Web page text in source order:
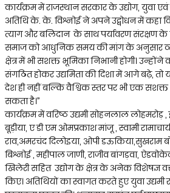
कार्यक्रम में राजस्थान सरकार के उद्योग, युवा
अतिथि के. के. विश्नोई ने अपने उद्बोधन में कहा
त्याग और बलिदान के साथ पर्यावरण संरक्षण के
समाज को आधुनिक समय की मांग के अनुसार
क्षेत्र में भी सशक्त भूमिका निभानी होगी।
संगठित होकर उद्यमिता की दिशा में आगे बढ़े,
देश ही नहीं बल्कि वैश्विक स्तर पर भी एक
सकता है।”
कार्यक्रम में वरिष्ठ उद्यमी सोहनलाल लोहमरोड़
बूड़ीया, ए डी एम ओमप्रकाश मांजू , स्वामी
राव,अमरचंद दिलोइया, ओपी डऊकिया,सुखराम
बिश्नोई , महीपाल जाणी, राजीव बांगड़वा,
खिलेरी सहित उद्योग के क्षेत्र के अनेक
किए। अतिथियों का स्वागत करते हुए युवा